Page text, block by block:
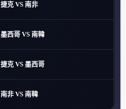
捷克 VS 南非
墨西哥 VS 南韓
捷克 VS 墨西哥
南非 VS 南韓